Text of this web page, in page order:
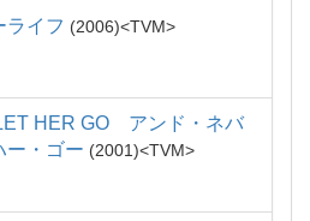
ライフ 2006 TVM
HER GO アンド・ネバ
ー・ゴー
2001
TVM